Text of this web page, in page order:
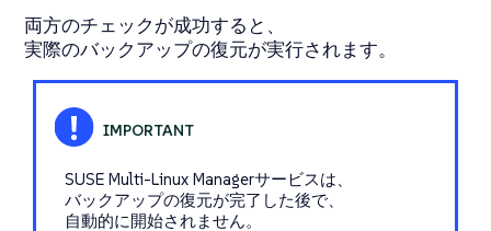
両方のチェックが成功すると、
実際のバックアップの復元が実行されます。
SUSE Multi-Linux Managerサービスは、
バックアップの復元が完了した後で、
自動的に開始されません。